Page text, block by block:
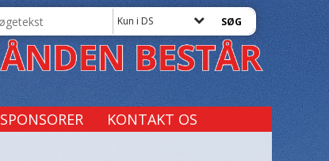
Kun i DS
SPONSORER KONTAKT OS